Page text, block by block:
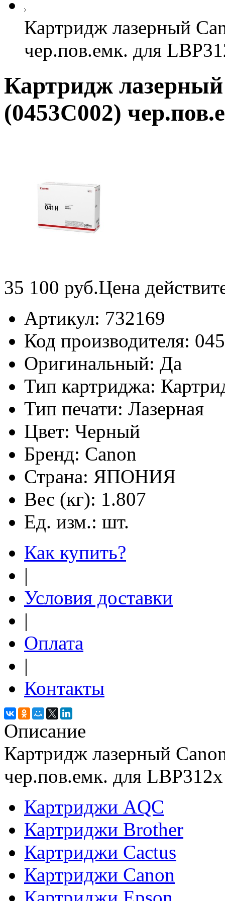
Картридж лазерный
чер.пов.емк. для
Картридж
(0453C002)
35 100 руб.Цена
Артикул: 732169
Код производителя:
Оригинальный: Да
Тип картриджа:
Тип печати: Лазерная
Цвет: Черный
Бренд: Canon
Страна: ЯПОНИЯ
Вес (кг): 1.807
Ед. изм.: шт.
Как купить?
|
Условия доставки
|
Оплата
|
Контакты
Описание
Картридж лазерный
чер.пов.емк. для LBP312x
Картриджи AQC
Картриджи Brother
Картриджи Cactus
Картриджи Canon